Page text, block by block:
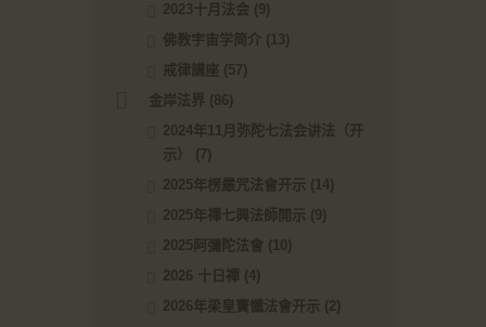
2023十月法会 (9)
佛教宇宙学简介 (13)
戒律講座 (57)
金岸法界 (86)
2024年11月弥陀七法会讲法（开
示）
(7)
2025年楞嚴咒法會开示 (14)
2025年禪七興法師開示 (9)
2025阿彌陀法會 (10)
2026 十日禪
(4)
2026年梁皇寶懺法會开示 (2)